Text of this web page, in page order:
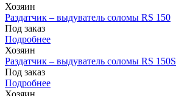
Хозяин
Раздатчик – выдуватель соломы RS 150
Под заказ
Подробнее
Хозяин
Раздатчик – выдуватель соломы RS 150S
Под заказ
Подробнее
Хозяин